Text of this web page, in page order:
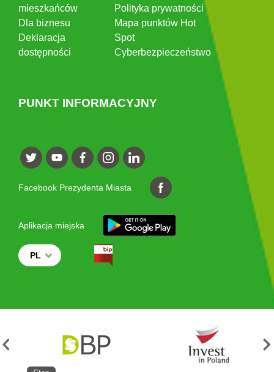
mieszkańców
Dla biznesu
Deklaracja
dostępności
Polityka prywatności
Mapa punktów Hot
Spot
Cyberbezpieczeństwo
PUNKT INFORMACYJNY
Facebook Prezydenta Miasta
Aplikacja miejska
PL